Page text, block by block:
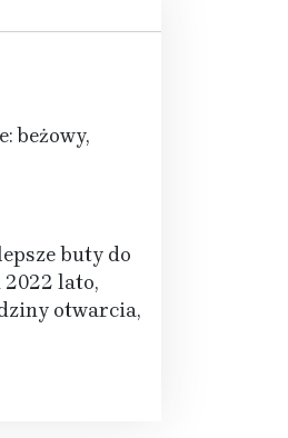
beżowy,
buty do
2022 lato,
otwarcia,